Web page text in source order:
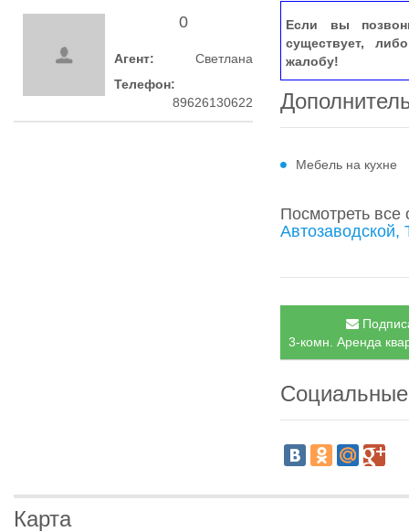
0
Агент:
Светлана
Телефон:
89626130622
Если вы
существует,
жалобу!
Мебель на кухне
Посмотреть
Автозаводской,
3-комн. Аренда
Карта